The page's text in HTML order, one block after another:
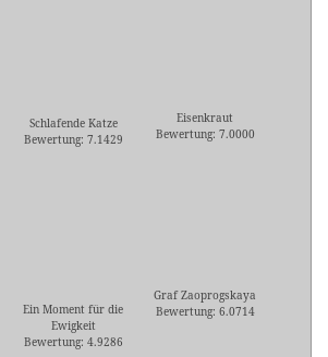
Schlafende Katze
Bewertung: 7.1429
Eisenkraut
Bewertung: 7.0000
Ein Moment für die
Ewigkeit
Bewertung: 4.9286
Graf Zaoprogskaya
Bewertung: 6.0714